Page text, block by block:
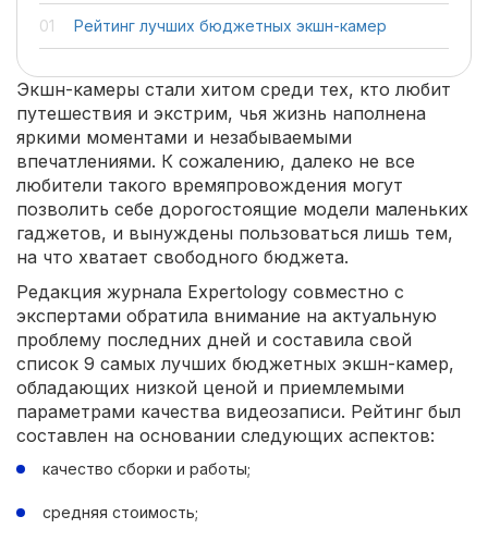
Рейтинг лучших бюджетных экшн-камер
Экшн-камеры стали хитом среди тех, кто любит
путешествия и экстрим, чья жизнь наполнена
яркими моментами и незабываемыми
впечатлениями. К сожалению, далеко не все
любители такого времяпровождения могут
позволить себе дорогостоящие модели маленьких
гаджетов, и вынуждены пользоваться лишь тем,
на что хватает свободного бюджета.
Редакция журнала Expertology совместно с
экспертами обратила внимание на актуальную
проблему последних дней и составила свой
список 9 самых лучших бюджетных экшн-камер,
обладающих низкой ценой и приемлемыми
параметрами качества видеозаписи. Рейтинг был
составлен на основании следующих аспектов:
качество сборки и работы;
средняя стоимость;